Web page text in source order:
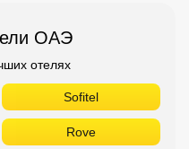
ОАЭ
отелях
Sofitel
Rove